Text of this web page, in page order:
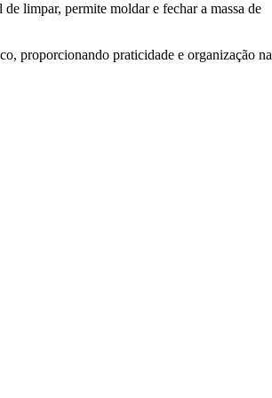
limpar, permite moldar e fechar a massa de
proporcionando praticidade e organização na